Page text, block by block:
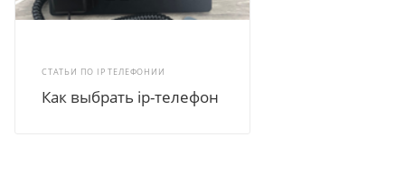
СТАТЬИ ПО IP ТЕЛЕФОНИИ
Как выбрать ip-телефон